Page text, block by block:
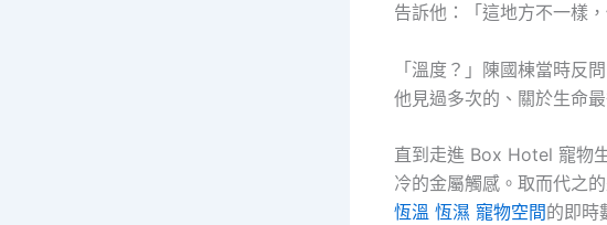
告訴他：「這地方不一樣
「溫度？」陳國棟當時反
他見過多次的、關於生命
直到走進 Box Hotel 寵物
冷的金屬觸感。取而代之
恆溫 恆濕 寵物空間的即時